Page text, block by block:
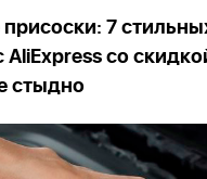
присоски: 7
AliExpress со
стыдно